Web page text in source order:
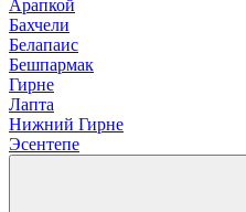
Арапкой
Бахчели
Белапаис
Бешпармак
Гирне
Лапта
Нижний Гирне
Эсентепе